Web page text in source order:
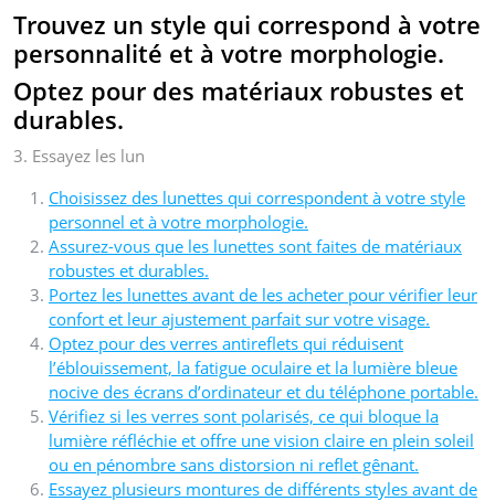
Trouvez un style qui correspond à votre
personnalité et à votre morphologie.
Optez pour des matériaux robustes et
durables.
3. Essayez les lun
Choisissez des lunettes qui correspondent à votre style
personnel et à votre morphologie.
Assurez-vous que les lunettes sont faites de matériaux
robustes et durables.
Portez les lunettes avant de les acheter pour vérifier leur
confort et leur ajustement parfait sur votre visage.
Optez pour des verres antireflets qui réduisent
l’éblouissement, la fatigue oculaire et la lumière bleue
nocive des écrans d’ordinateur et du téléphone portable.
Vérifiez si les verres sont polarisés, ce qui bloque la
lumière réfléchie et offre une vision claire en plein soleil
ou en pénombre sans distorsion ni reflet gênant.
Essayez plusieurs montures de différents styles avant de